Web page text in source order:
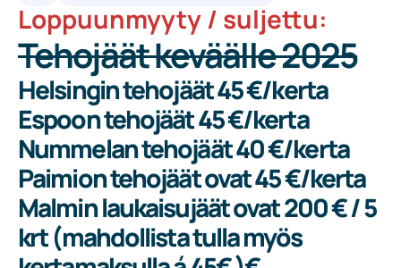
Loppuunmyyty / suljettu:
Tehojäät keväälle 2025
Helsingin tehojäät 45 €/kerta
Espoon tehojäät 45 €/kerta
Nummelan tehojäät 40 €/kerta
Paimion tehojäät ovat 45 €/kerta
Malmin laukaisujäät ovat 200 € / 5
krt (mahdollista tulla myös